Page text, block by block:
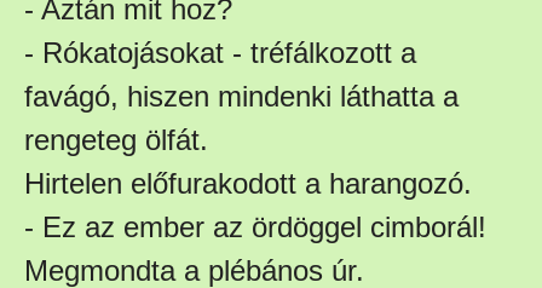
- Aztán mit hoz?
- Rókatojásokat - tréfálkozott a
favágó, hiszen mindenki láthatta a
rengeteg ölfát.
Hirtelen előfurakodott a harangozó.
- Ez az ember az ördöggel cimborál!
Megmondta a plébános úr.